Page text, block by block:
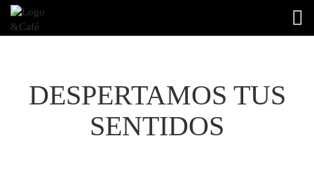
DESPERTAMOS TUS
SENTIDOS